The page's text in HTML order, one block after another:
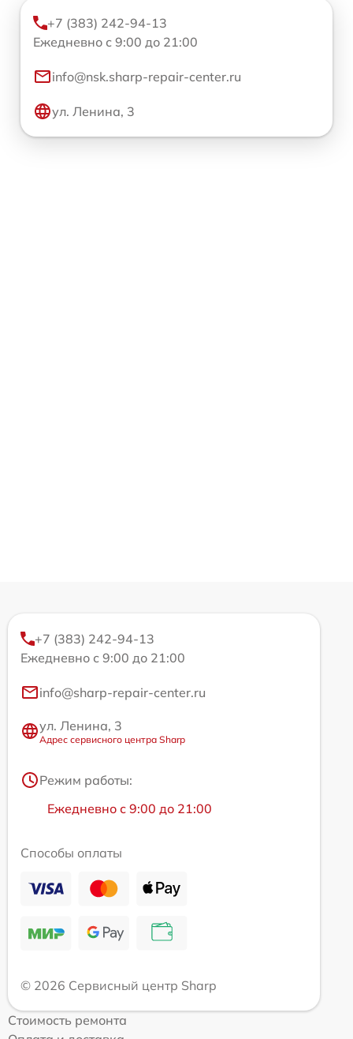
+7 (383) 242-94-13
Ежедневно с 9:00 до 21:00
info@nsk.sharp-repair-center.ru
ул. Ленина, 3
+7 (383) 242-94-13
Ежедневно с 9:00 до 21:00
info@sharp-repair-center.ru
ул. Ленина, 3
Адрес сервисного центра Sharp
Режим работы:
Ежедневно с 9:00 до 21:00
Способы оплаты
© 2026 Сервисный центр Sharp
Стоимость ремонта